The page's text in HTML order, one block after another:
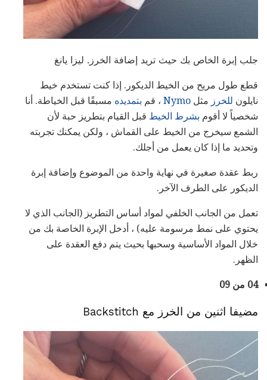
جلب إبرة الخاص بك حيث تريد إضافة الخرز. ليزا يانغ
قطع طول مريح من الخيط الديكور. إذا كنت تستخدم خيط
نايلون للخرز مثل Nymo ، قم بتمديده مسبقًا قبل الخياطة. أنا
شخصياً لا أقوم بشرط الخيط قبل القيام بتطريز حبة لأن
الشمع سيخرج من الخيط على القماش ، ولكن يمكنك تجربته
وتحديد ما إذا كان يعمل من أجلك.
ربط عقدة صغيرة في نهاية واحدة من الموضوع وإضافة إبرة
الديكور على الطرف الآخر.
تعمل من الجانب الخلفي لمواد أساس التطريز (الجانب الذي لا
يحتوي على نمط مرسومة عليه) ، أدخل الإبرة الخاصة بك من
خلال المواد الأساسية وسحبها بحيث يتم دفع العقدة على
الظهر.
04 من 09
مضيفا اثنين من الخرز مع Backstitch